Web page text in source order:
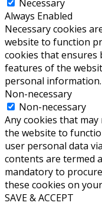
Necessary
Always Enabled
Necessary cookies
website to function
cookies that ensures
features of the
personal information.
Non-necessary
Non-necessary
Any cookies that
the website to
user personal data
contents are termed
mandatory to
these cookies on
SAVE & ACCEPT